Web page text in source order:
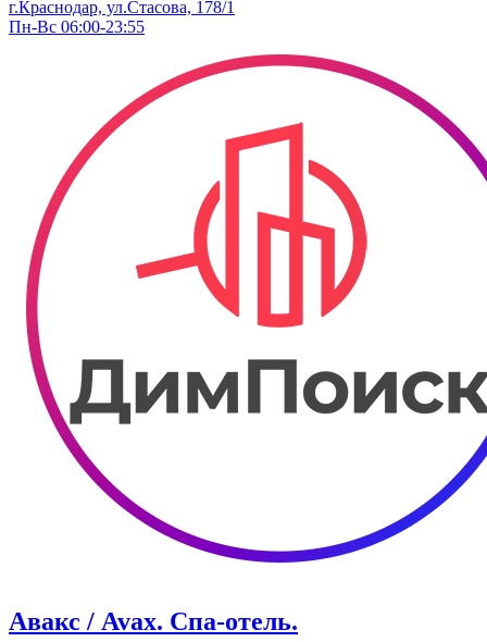
г.Краснодар, ул.Стасова, 178/1
Пн-Вс 06:00-23:55
Авакс / Avax. Спа-отель.